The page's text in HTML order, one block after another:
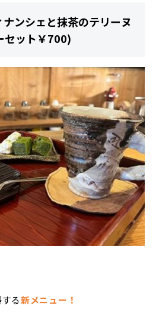
ンシェと抹茶のテリーヌ
セット￥700)
る新メニュー！